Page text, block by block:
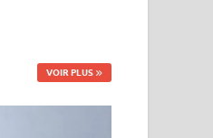
VOIR PLUS